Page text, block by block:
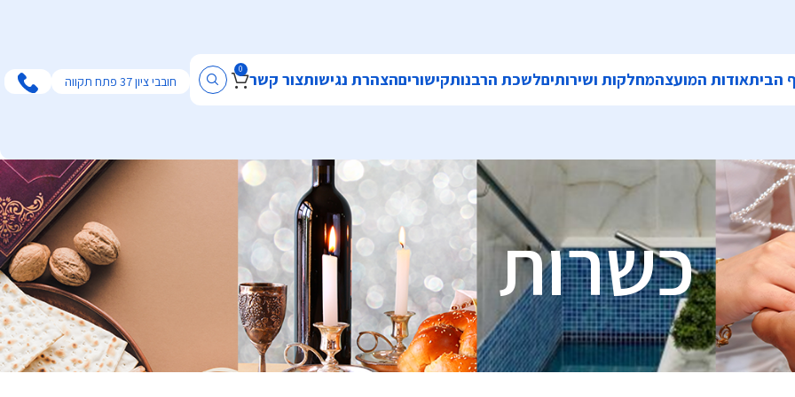
הביתאודות המועצהמחלקות ושירותיםלשכת הרבנותקישוריםהצהרת נגישותצור קשר 0
חובבי ציון 37 פתח תקווה
כשרות